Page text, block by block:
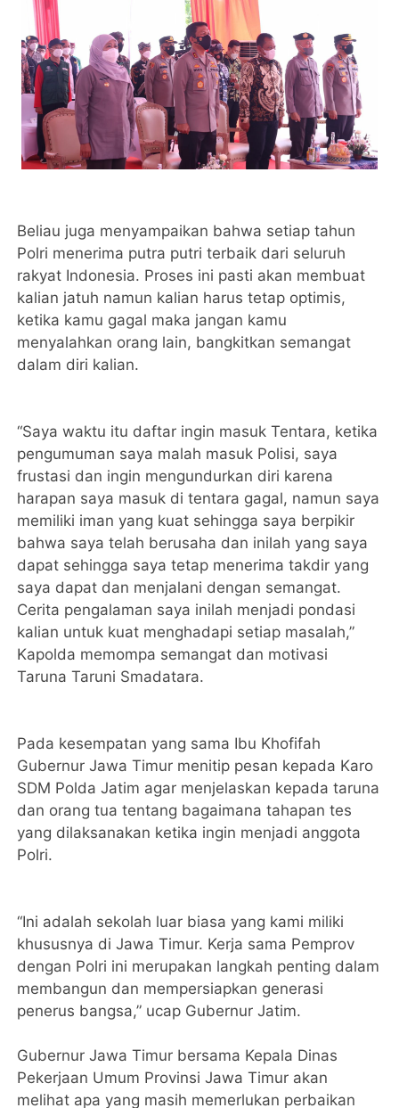
Beliau juga menyampaikan bahwa setiap tahun
Polri menerima putra putri terbaik dari seluruh
rakyat Indonesia. Proses ini pasti akan membuat
kalian jatuh namun kalian harus tetap optimis,
ketika kamu gagal maka jangan kamu
menyalahkan orang lain, bangkitkan semangat
dalam diri kalian.
“Saya waktu itu daftar ingin masuk Tentara, ketika
pengumuman saya malah masuk Polisi, saya
frustasi dan ingin mengundurkan diri karena
harapan saya masuk di tentara gagal, namun saya
memiliki iman yang kuat sehingga saya berpikir
bahwa saya telah berusaha dan inilah yang saya
dapat sehingga saya tetap menerima takdir yang
saya dapat dan menjalani dengan semangat.
Cerita pengalaman saya inilah menjadi pondasi
kalian untuk kuat menghadapi setiap masalah,”
Kapolda memompa semangat dan motivasi
Taruna Taruni Smadatara.
Pada kesempatan yang sama Ibu Khofifah
Gubernur Jawa Timur menitip pesan kepada Karo
SDM Polda Jatim agar menjelaskan kepada taruna
dan orang tua tentang bagaimana tahapan tes
yang dilaksanakan ketika ingin menjadi anggota
Polri.
“Ini adalah sekolah luar biasa yang kami miliki
khususnya di Jawa Timur. Kerja sama Pemprov
dengan Polri ini merupakan langkah penting dalam
membangun dan mempersiapkan generasi
penerus bangsa,” ucap Gubernur Jatim.
Gubernur Jawa Timur bersama Kepala Dinas
Pekerjaan Umum Provinsi Jawa Timur akan
melihat apa yang masih memerlukan perbaikan